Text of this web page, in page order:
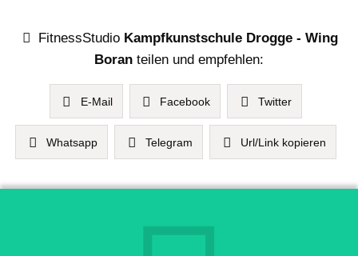
FitnessStudio Kampfkunstschule Drogge - Wing
Boran teilen und empfehlen:
E-Mail Facebook Twitter
Whatsapp Telegram Url/Link kopieren